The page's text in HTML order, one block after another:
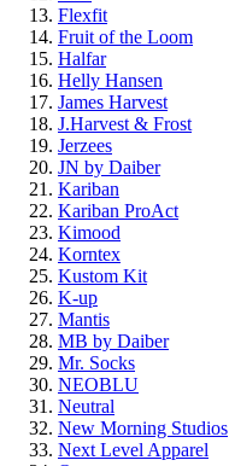
Flexfit
Fruit of the Loom
Halfar
Helly Hansen
James Harvest
J.Harvest & Frost
Jerzees
JN by Daiber
Kariban
Kariban ProAct
Kimood
Korntex
Kustom Kit
K-up
Mantis
MB by Daiber
Mr. Socks
NEOBLU
Neutral
New Morning Studios
Next Level Apparel